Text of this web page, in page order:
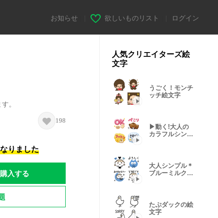
お知らせ 欲しいものリスト ログイン
。
198
りました
購入する
人気クリエイターズ絵
文字
うごく！モンチ
ッチ絵文字
▶︎動く!大人の
カラフルシンプ
大人シンプル＊
ブルーミルクテ
たぷダックの絵
文字